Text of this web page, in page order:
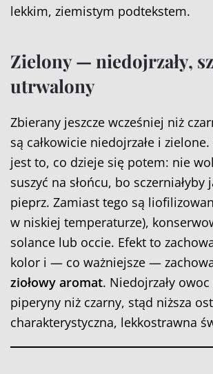
lekkim, ziemistym podtekstem.
Zielony — niedojrzały,
utrwalony
Zbierany jeszcze wcześniej niż
są całkowicie niedojrzałe i
jest to, co dzieje się potem: nie
suszyć na słońcu, bo sczerniałyby
pieprz. Zamiast tego są
w niskiej temperaturze),
solance lub occie. Efekt to
kolor i — co ważniejsze —
ziołowy aromat. Niedojrzały
piperyny niż czarny, stąd niższa
charakterystyczna, lekkostrawna